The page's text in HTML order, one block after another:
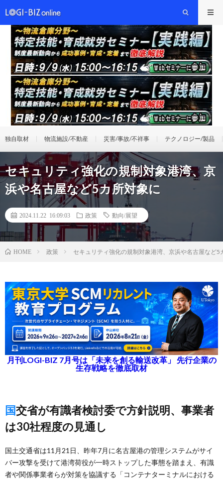
独自取材 物流施設/不動産 災害/事故/不祥事 テクノロジー/製品
セキュリティ強化の規制対象港湾、京
浜や名古屋など5カ所対象に
2024.11.22 16:09:03 政策 動向/展望
HOME 政策 セキュリティ強化の規制対象港湾、京浜や名古屋など5
月刊LOGI-BIZ 7月号は「未来を創る輸送改革」 先行企業の
生存戦略を徹底取材
国交省が有識者検討委で方針説明、事業者
は30社程度の見通し
国土交通省は11月21日、昨年7月に名古屋港の管理システムがサイ
バー攻撃を受けて港湾荷役が一時ストップした事態を踏まえ、有識
者や関係事業者らが対策を協議する「コンテナターミナルにおける